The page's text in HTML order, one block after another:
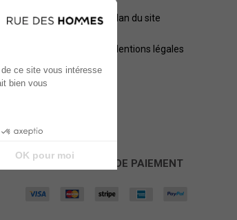
Plan du site
Mentions légales
NOS MÉTHODES DE PAIEMENT